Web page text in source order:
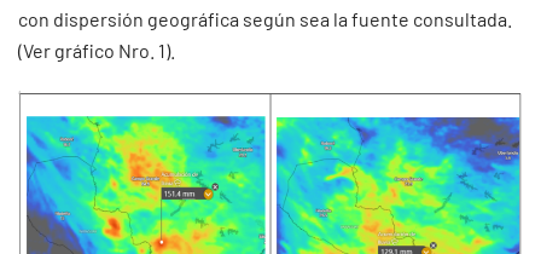
con dispersión geográfica según sea la fuente consultada.
(Ver gráfico Nro. 1).